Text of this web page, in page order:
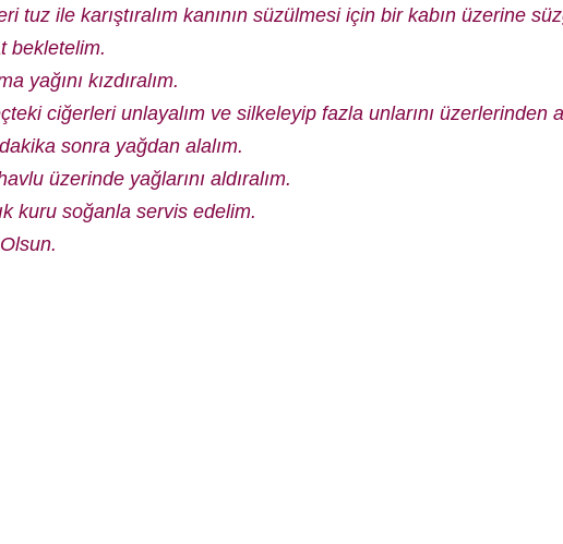
tuz ile karıştıralım kanının süzülmesi için bir kabın üzerine
bekletelim.
yağını kızdıralım.
ciğerleri unlayalım ve silkeleyip fazla unlarını üzerlerinden
sonra yağdan alalım.
üzerinde yağlarını aldıralım.
kuru soğanla servis edelim.